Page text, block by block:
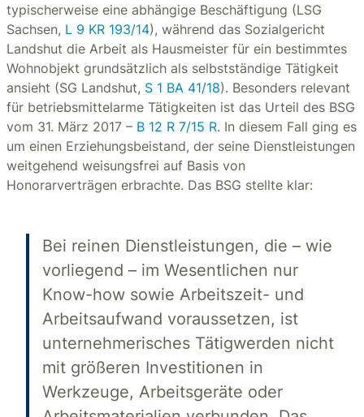
typischerweise eine abhängige Beschäftigung (LSG
Sachsen, L 9 KR 193/14), während das Sozialgericht
Landshut die Arbeit als Hausmeister für ein bestimmtes
Wohnobjekt grundsätzlich als selbstständige Tätigkeit
ansieht (SG Landshut, S 1 BA 41/18). Besonders relevant
für betriebsmittelarme Tätigkeiten ist das Urteil des BSG
vom 31. März 2017 – B 12 R 7/15 R. In diesem Fall ging es
um einen Erziehungsbeistand, der seine Dienstleistungen
weitgehend weisungsfrei auf Basis von
Honorarverträgen erbrachte. Das BSG stellte klar:
Bei reinen Dienstleistungen, die – wie
vorliegend – im Wesentlichen nur
Know-how sowie Arbeitszeit- und
Arbeitsaufwand voraussetzen, ist
unternehmerisches Tätigwerden nicht
mit größeren Investitionen in
Werkzeuge, Arbeitsgeräte oder